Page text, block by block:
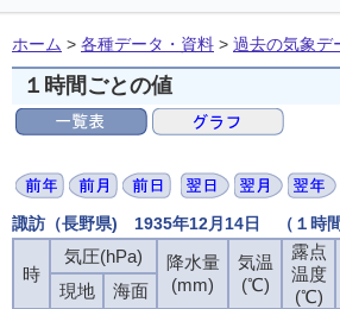
ホーム > 各種データ・資料 > 過去の気象デ
１時間ごとの値
諏訪（長野県) 1935年12月14日 （１時間
時
気圧(hPa)
降水量
(mm)
気温
(℃)
露点
温度
(℃)
現地
海面